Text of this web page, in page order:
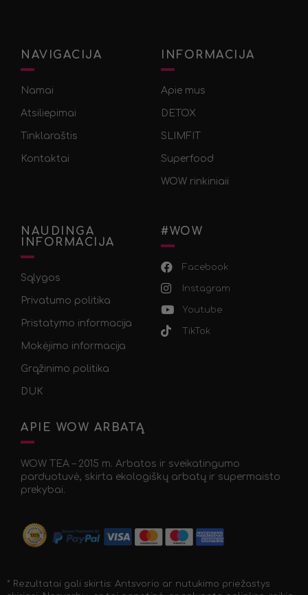
NAVIGACIJA
Namai
Atsiliepimai
Tinklaraštis
Kontaktai
INFORMACIJA
Apie mus
DETOX
SLIMFIT
Superfood
WOW rinkiniaii
NAUDINGA
INFORMACIJA
Sąlygos
Privatumo politika
Pristatymo informacija
Mokėjimo informacija
Grąžinimo politika
DUK
#WOW
Facebook
Instagram
Youtube
TikTok
APIE WOW ARBATĄ
WOW TEA – 2015 m. Arbatos ir sveikatingumo
parduotuvė, skirta ekologiškų arbatų ir supermaisto
prekybai.
* Rezultatai gali skirtis: Antsvorio ar nutukimo priežastys